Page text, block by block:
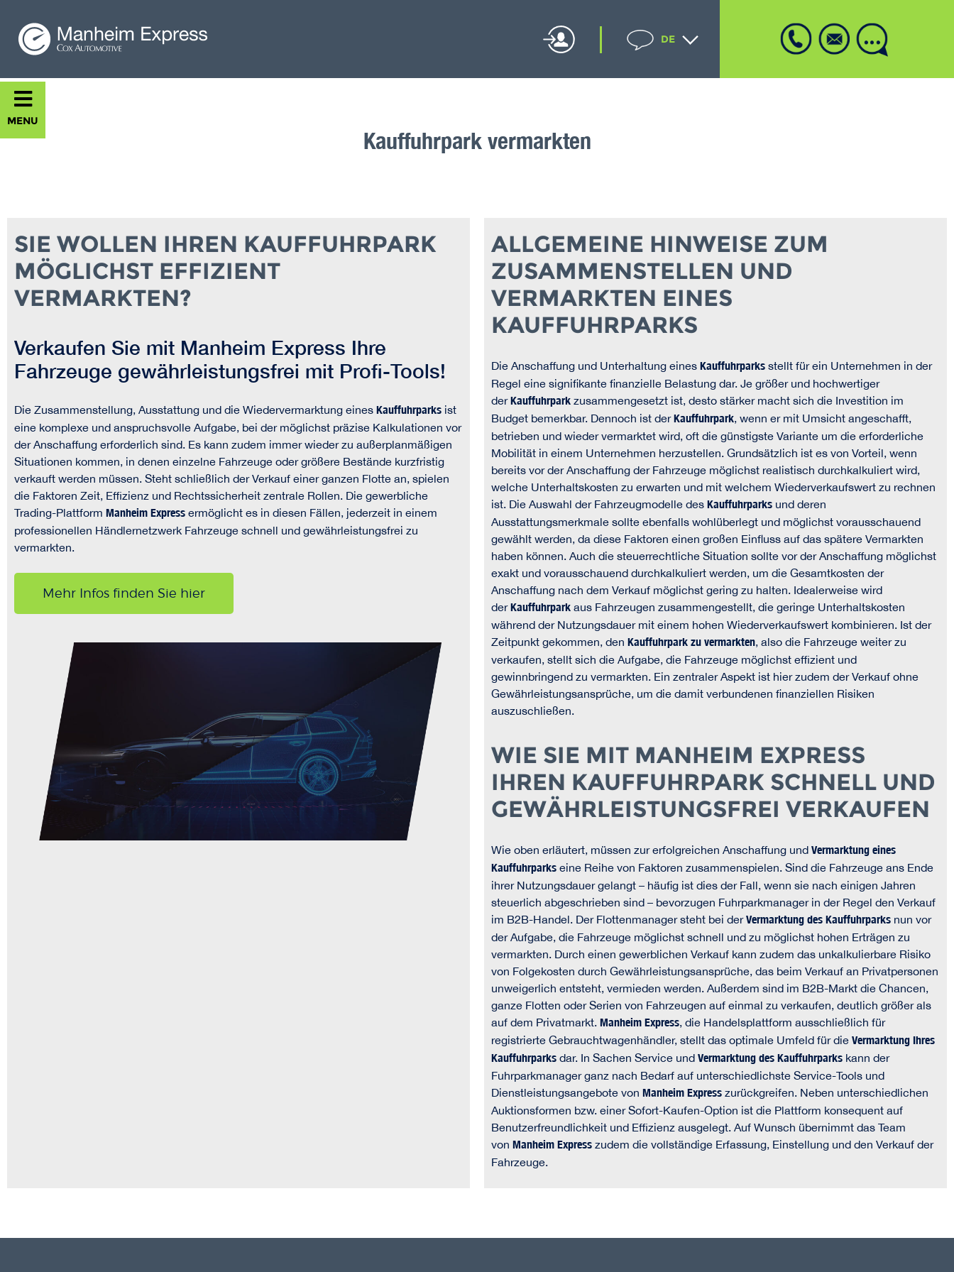
DE
MENU
Kauffuhrpark vermarkten
SIE WOLLEN IHREN KAUFFUHRPARK
MÖGLICHST EFFIZIENT
VERMARKTEN?
Verkaufen Sie mit Manheim Express Ihre
Fahrzeuge gewährleistungsfrei mit Profi-Tools!
Die Zusammenstellung, Ausstattung und die Wiedervermarktung eines Kauffuhrparks ist
eine komplexe und anspruchsvolle Aufgabe, bei der möglichst präzise Kalkulationen vor
der Anschaffung erforderlich sind. Es kann zudem immer wieder zu außerplanmäßigen
Situationen kommen, in denen einzelne Fahrzeuge oder größere Bestände kurzfristig
verkauft werden müssen. Steht schließlich der Verkauf einer ganzen Flotte an, spielen
die Faktoren Zeit, Effizienz und Rechtssicherheit zentrale Rollen. Die gewerbliche
Trading-Plattform Manheim Express ermöglicht es in diesen Fällen, jederzeit in einem
professionellen Händlernetzwerk Fahrzeuge schnell und gewährleistungsfrei zu
vermarkten.
Mehr Infos finden Sie hier
ALLGEMEINE HINWEISE ZUM
ZUSAMMENSTELLEN UND
VERMARKTEN EINES
KAUFFUHRPARKS
Die Anschaffung und Unterhaltung eines Kauffuhrparks stellt für ein Unternehmen in der
Regel eine signifikante finanzielle Belastung dar. Je größer und hochwertiger
derKauffuhrpark zusammengesetzt ist, desto stärker macht sich die Investition im
Budget bemerkbar. Dennoch ist derKauffuhrpark, wenn er mit Umsicht angeschafft,
betrieben und wieder vermarktet wird, oft die günstigste Variante um die erforderliche
Mobilität in einem Unternehmen herzustellen. Grundsätzlich ist es von Vorteil, wenn
bereits vor der Anschaffung der Fahrzeuge möglichst realistisch durchkalkuliert wird,
welche Unterhaltskosten zu erwarten und mit welchem Wiederverkaufswert zu rechnen
ist. Die Auswahl der Fahrzeugmodelle des Kauffuhrparks und deren
Ausstattungsmerkmale sollte ebenfalls wohlüberlegt und möglichst vorausschauend
gewählt werden, da diese Faktoren einen großen Einfluss auf das spätere Vermarkten
haben können. Auch die steuerrechtliche Situation sollte vor der Anschaffung möglichst
exakt und vorausschauend durchkalkuliert werden, um die Gesamtkosten der
Anschaffung nach dem Verkauf möglichst gering zu halten. Idealerweise wird
derKauffuhrpark aus Fahrzeugen zusammengestellt, die geringe Unterhaltskosten
während der Nutzungsdauer mit einem hohen Wiederverkaufswert kombinieren. Ist der
Zeitpunkt gekommen, den Kauffuhrpark zu vermarkten, also die Fahrzeuge weiter zu
verkaufen, stellt sich die Aufgabe, die Fahrzeuge möglichst effizient und
gewinnbringend zu vermarkten. Ein zentraler Aspekt ist hier zudem der Verkauf ohne
Gewährleistungsansprüche, um die damit verbundenen finanziellen Risiken
auszuschließen.
WIE SIE MIT MANHEIM EXPRESS
IHREN KAUFFUHRPARK SCHNELL UND
GEWÄHRLEISTUNGSFREI VERKAUFEN
Wie oben erläutert, müssen zur erfolgreichen Anschaffung und Vermarktung eines
Kauffuhrparks eine Reihe von Faktoren zusammenspielen. Sind die Fahrzeuge ans Ende
ihrer Nutzungsdauer gelangt – häufig ist dies der Fall, wenn sie nach einigen Jahren
steuerlich abgeschrieben sind – bevorzugen Fuhrparkmanager in der Regel den Verkauf
im B2B-Handel. Der Flottenmanager steht bei derVermarktung des Kauffuhrparks nun vor
der Aufgabe, die Fahrzeuge möglichst schnell und zu möglichst hohen Erträgen zu
vermarkten. Durch einen gewerblichen Verkauf kann zudem das unkalkulierbare Risiko
von Folgekosten durch Gewährleistungsansprüche, das beim Verkauf an Privatpersonen
unweigerlich entsteht, vermieden werden. Außerdem sind im B2B-Markt die Chancen,
ganze Flotten oder Serien von Fahrzeugen auf einmal zu verkaufen, deutlich größer als
auf dem Privatmarkt. Manheim Express, die Handelsplattform ausschließlich für
registrierte Gebrauchtwagenhändler, stellt das optimale Umfeld für die Vermarktung Ihres
Kauffuhrparks dar. In Sachen Service und Vermarktung des Kauffuhrparks kann der
Fuhrparkmanager ganz nach Bedarf auf unterschiedlichste Service-Tools und
Dienstleistungsangebote von Manheim Express zurückgreifen. Neben unterschiedlichen
Auktionsformen bzw. einer Sofort-Kaufen-Option ist die Plattform konsequent auf
Benutzerfreundlichkeit und Effizienz ausgelegt. Auf Wunsch übernimmt das Team
von Manheim Express zudem die vollständige Erfassung, Einstellung und den Verkauf der
Fahrzeuge.